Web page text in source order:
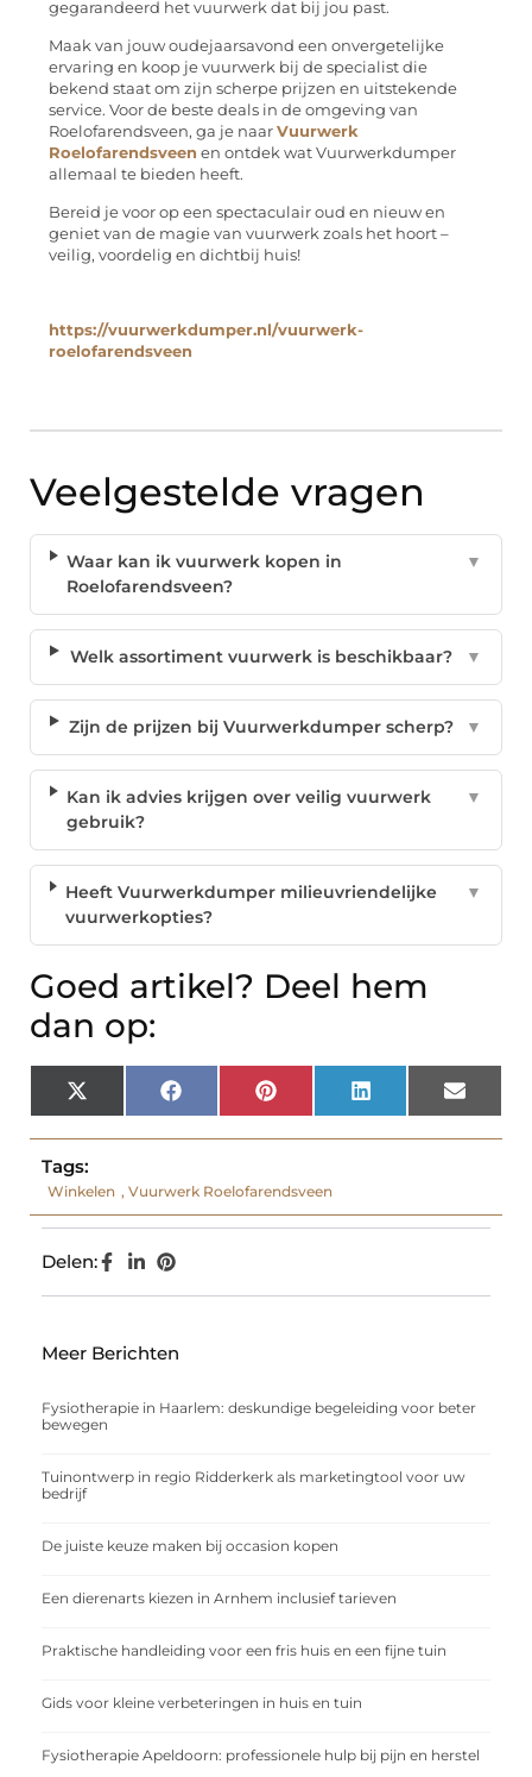
gegarandeerd het vuurwerk dat bij jou past.
Maak van jouw oudejaarsavond een onvergetelijke
ervaring en koop je vuurwerk bij de specialist die
bekend staat om zijn scherpe prijzen en uitstekende
service. Voor de beste deals in de omgeving van
Roelofarendsveen, ga je naar Vuurwerk
Roelofarendsveen en ontdek wat Vuurwerkdumper
allemaal te bieden heeft.
Bereid je voor op een spectaculair oud en nieuw en
geniet van de magie van vuurwerk zoals het hoort –
veilig, voordelig en dichtbij huis!
https://vuurwerkdumper.nl/vuurwerk-
roelofarendsveen
Veelgestelde vragen
Waar kan ik vuurwerk kopen in
Roelofarendsveen?
▼
Welk assortiment vuurwerk is beschikbaar? ▼
Zijn de prijzen bij Vuurwerkdumper scherp? ▼
Kan ik advies krijgen over veilig vuurwerk
gebruik?
▼
Heeft Vuurwerkdumper milieuvriendelijke
vuurwerkopties?
▼
Goed artikel? Deel hem
dan op:
X
(Twitter)
Facebook Pinterest LinkedIn Email
Tags:
Winkelen , Vuurwerk Roelofarendsveen
Delen:
Meer Berichten
Fysiotherapie in Haarlem: deskundige begeleiding voor beter
bewegen
Tuinontwerp in regio Ridderkerk als marketingtool voor uw
bedrijf
De juiste keuze maken bij occasion kopen
Een dierenarts kiezen in Arnhem inclusief tarieven
Praktische handleiding voor een fris huis en een fijne tuin
Gids voor kleine verbeteringen in huis en tuin
Fysiotherapie Apeldoorn: professionele hulp bij pijn en herstel